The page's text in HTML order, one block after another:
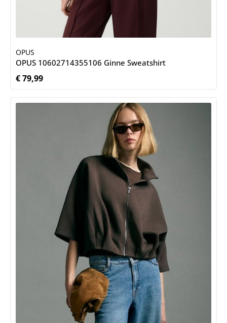
OPUS
OPUS 10602714355106 Ginne Sweatshirt
Normale prijs:
€ 79,99